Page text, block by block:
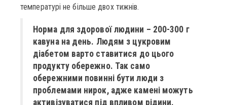
температурі не більше двох тижнів.
Норма для здорової людини – 200-300 г
кавуна на день. Людям з цукровим
діабетом варто ставитися до цього
продукту обережно. Так само
обережними повинні бути люди з
проблемами нирок, адже камені можуть
активізуватися під впливом рідини.